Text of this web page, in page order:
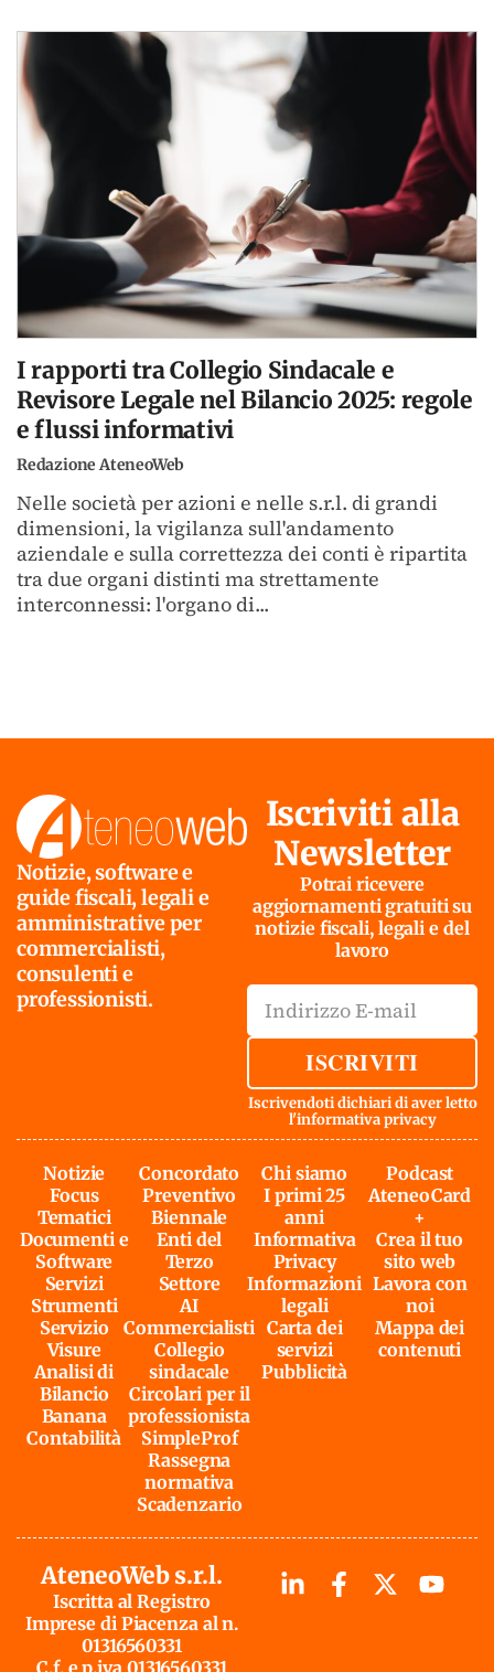
I rapporti tra Collegio Sindacale e
Revisore Legale nel Bilancio 2025: regole
e flussi informativi
Redazione AteneoWeb
Nelle società per azioni e nelle s.r.l. di grandi
dimensioni, la vigilanza sull'andamento
aziendale e sulla correttezza dei conti è ripartita
tra due organi distinti ma strettamente
interconnessi: l'organo di...
Notizie, software e
guide fiscali, legali e
amministrative per
commercialisti,
consulenti e
professionisti.
Iscriviti alla
Newsletter
Potrai ricevere
aggiornamenti gratuiti su
notizie fiscali, legali e del
lavoro
ISCRIVITI
Iscrivendoti dichiari di aver letto
l'informativa privacy
Notizie
Focus
Tematici
Documenti e
Software
Servizi
Strumenti
Servizio
Visure
Analisi di
Bilancio
Banana
Contabilità
Concordato
Preventivo
Biennale
Enti del
Terzo
Settore
AI
Commercialisti
Collegio
sindacale
Circolari per il
professionista
SimpleProf
Rassegna
normativa
Scadenzario
Chi siamo
I primi 25
anni
Informativa
Privacy
Informazioni
legali
Carta dei
servizi
Pubblicità
Podcast
AteneoCard
+
Crea il tuo
sito web
Lavora con
noi
Mappa dei
contenuti
AteneoWeb s.r.l.
Iscritta al Registro
Imprese di Piacenza al n.
01316560331
C.f. e p.iva 01316560331